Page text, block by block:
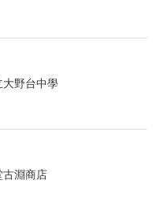
大野台中學
古淵商店